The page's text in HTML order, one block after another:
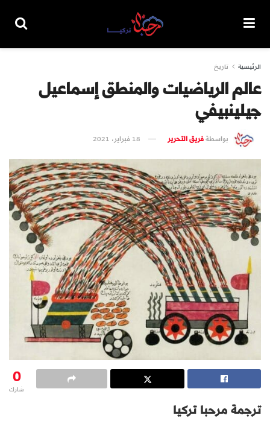
الرئيسية تاريخ
عالم الرياضيات والمنطق إسماعيل
جيلينبيفي
بواسطةفريق التحرير 18 فبراير، 2021
0
شارك
ترجمة مرحبا تركيا